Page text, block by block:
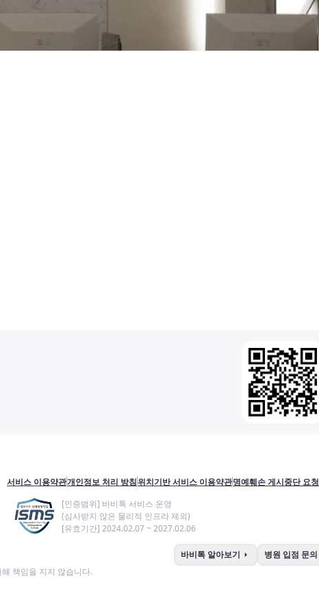
서비스 이용약관개인정보 처리 방침위치기반 서비스 이용약관명예훼손 게시중단 요청
[인증범위] 바비톡 서비스 운영
(심사받지 않은 물리적 인프라 제외)
[유효기간] 2024.02.07 ~ 2027.02.06
바비톡 알아보기 arrow_right 병원 입점 문의
책임을 지지 않습니다.